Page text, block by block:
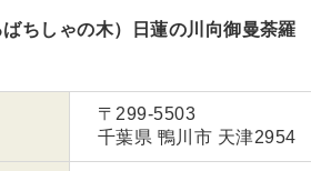
ちしゃの木）日蓮の川向御曼荼羅
〒299-5503
千葉県 鴨川市 天津2954